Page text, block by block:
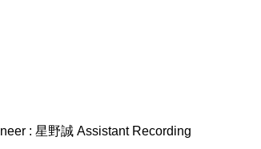
: 星野誠 Assistant Recording